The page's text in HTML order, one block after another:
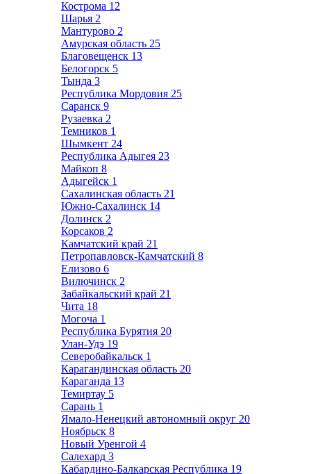
Кострома 12
Шарья 2
Мантурово 2
Амурская область 25
Благовещенск 13
Белогорск 5
Тында 3
Республика Мордовия 25
Саранск 9
Рузаевка 2
Темников 1
Шымкент 24
Республика Адыгея 23
Майкоп 8
Адыгейск 1
Сахалинская область 21
Южно-Сахалинск 14
Долинск 2
Корсаков 2
Камчатский край 21
Петропавловск-Камчатский 8
Елизово 6
Вилючинск 2
Забайкальский край 21
Чита 18
Могоча 1
Республика Бурятия 20
Улан-Удэ 19
Северобайкальск 1
Карагандинская область 20
Караганда 13
Темиртау 5
Сарань 1
Ямало-Ненецкий автономный округ 20
Ноябрьск 8
Новый Уренгой 4
Салехард 3
Кабардино-Балкарская Республика 19